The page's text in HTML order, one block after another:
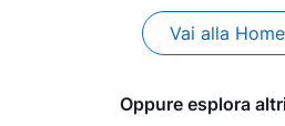
Vai alla
Oppure esplora